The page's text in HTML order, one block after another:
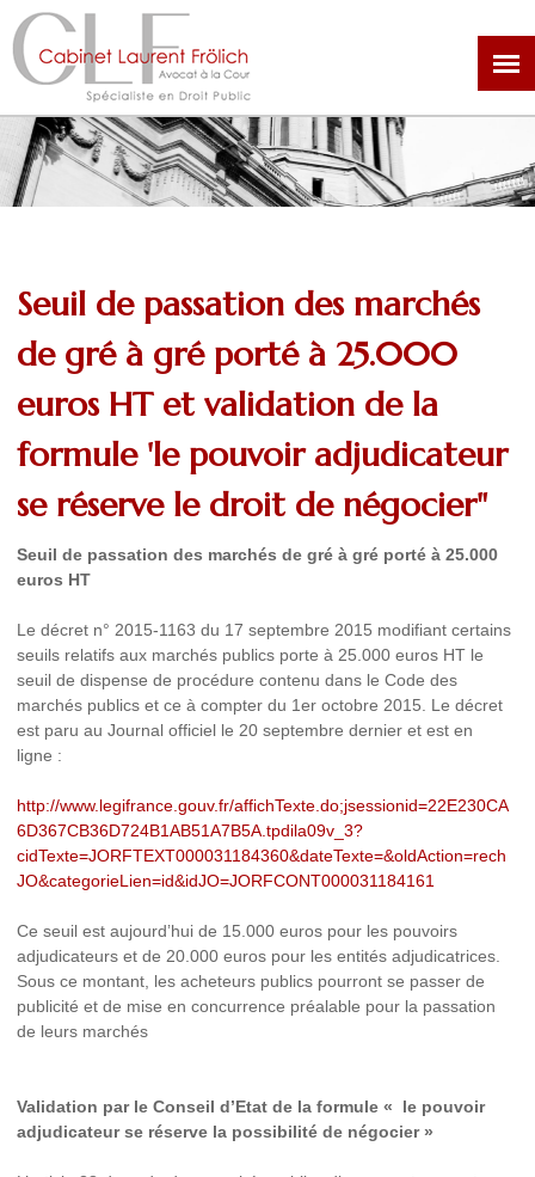
Aller
au
contenu
principal
Seuil de passation des marchés
de gré à gré porté à 25.000
euros HT et validation de la
formule 'le pouvoir adjudicateur
se réserve le droit de négocier"
Seuil de passation des marchés de gré à gré porté à 25.000
euros HT
Le décret n° 2015-1163 du 17 septembre 2015 modifiant certains
seuils relatifs aux marchés publics porte à 25.000 euros HT le
seuil de dispense de procédure contenu dans le Code des
marchés publics et ce à compter du 1er octobre 2015. Le décret
est paru au Journal officiel le 20 septembre dernier et est en
ligne :
http://www.legifrance.gouv.fr/affichTexte.do;jsessionid=22E230CA
6D367CB36D724B1AB51A7B5A.tpdila09v_3?
cidTexte=JORFTEXT000031184360&dateTexte=&oldAction=rech
JO&categorieLien=id&idJO=JORFCONT000031184161
Ce seuil est aujourd’hui de 15.000 euros pour les pouvoirs
adjudicateurs et de 20.000 euros pour les entités adjudicatrices.
Sous ce montant, les acheteurs publics pourront se passer de
publicité et de mise en concurrence préalable pour la passation
de leurs marchés
Validation par le Conseil d’Etat de la formule « le pouvoir
adjudicateur se réserve la possibilité de négocier »